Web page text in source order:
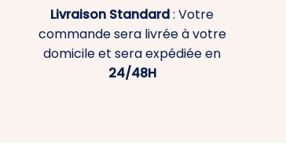
Livraison Standard: Votre
commande sera livrée à votre
domicile et sera expédiée en
24/48H